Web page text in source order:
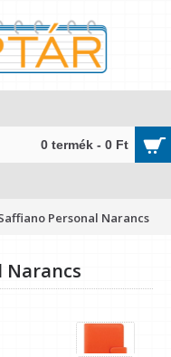
0 termék - 0 Ft
Personal Narancs
Narancs